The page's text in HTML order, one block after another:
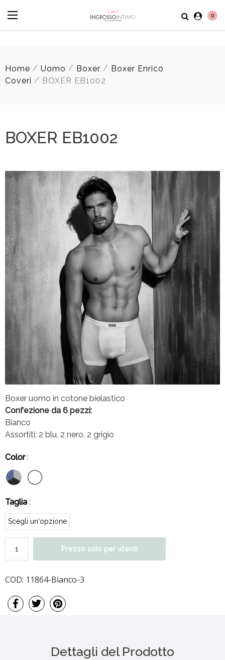
0
Home / Uomo / Boxer / Boxer Enrico
Coveri / BOXER EB1002
BOXER EB1002
Boxer uomo in cotone bielastico
Confezione da 6 pezzi:
Bianco
Assortiti: 2 blu, 2 nero, 2 grigio
Color:
Taglia :
Prezzo solo per utenti
COD: 11864-Bianco-3
Dettagli del Prodotto